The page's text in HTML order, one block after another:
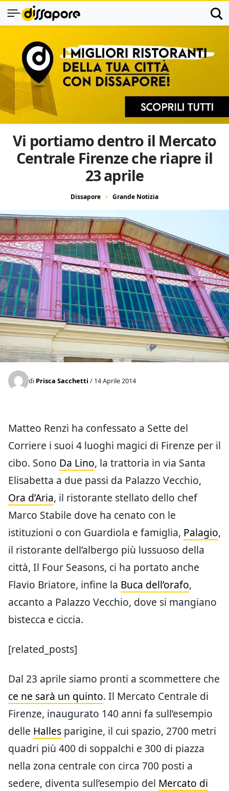
Vi portiamo dentro il Mercato
Centrale Firenze che riapre il
23 aprile
Dissapore Grande Notizia
di Prisca Sacchetti / 14 Aprile 2014
Matteo Renzi ha confessato a Sette del
Corriere i suoi 4 luoghi magici di Firenze per il
cibo. Sono Da Lino, la trattoria in via Santa
Elisabetta a due passi da Palazzo Vecchio,
Ora d’Aria, il ristorante stellato dello chef
Marco Stabile dove ha cenato con le
istituzioni o con Guardiola e famiglia, Palagio,
il ristorante dell’albergo più lussuoso della
città, Il Four Seasons, ci ha portato anche
Flavio Briatore, infine la Buca dell’orafo,
accanto a Palazzo Vecchio, dove si mangiano
bistecca e ciccia.
[related_posts]
Dal 23 aprile siamo pronti a scommettere che
ce ne sarà un quinto. Il Mercato Centrale di
Firenze, inaugurato 140 anni fa sull’esempio
delle Halles parigine, il cui spazio, 2700 metri
quadri più 400 di soppalchi e 300 di piazza
nella zona centrale con circa 700 posti a
sedere, diventa sull’esempio del Mercato di